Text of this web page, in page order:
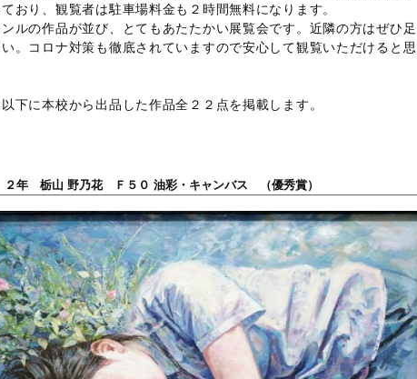
おり、観覧者は駐車場料金も２時間無料になります。
ルの作品が並び、とてもあたたかい展覧会です。近隣の方はぜひ足
。コロナ対策も徹底されていますので安心して観覧いただけると思
下に本校から出品した作品全２２点を掲載します。
２年 栃山 野乃花 Ｆ５０ 油彩・キャンバス （優秀賞）